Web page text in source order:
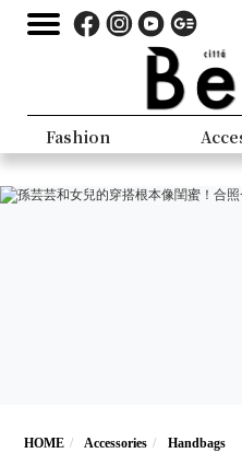
Fashion
HOME Accessories Handbags